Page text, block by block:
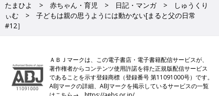
たまひよ 赤ちゃん・育児 日記・マンガ
しゅうくり
ぃむ
子どもは親の思うようには動かない[まると父の日常
#12］
ＡＢＪマークは、この電子書店・電子書籍配信サービスが、
著作権者からコンテンツ使用許諾を得た正規版配信サービス
であることを示す登録商標（登録番号 第11091000号）です。
ABJマークの詳細、ABJマークを掲示しているサービスの一覧